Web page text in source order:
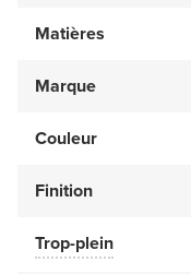
Matières
Marque
Couleur
Finition
Trop-plein